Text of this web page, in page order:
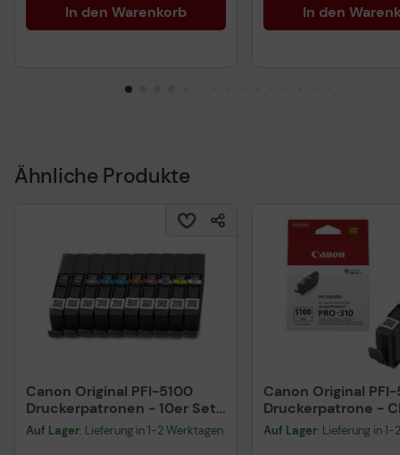
In den Warenkorb In den
Ähnliche Produkte
Canon Original PFI-5100
Druckerpatronen - 10er Set
Multipack C, M, Y, PBK, MBK,
GY, PC, PM, R, CO
Auf Lager: Lieferung in 1-2 Werktagen
Canon Original
Druckerpatrone -
Optimizer
Auf Lager: Lieferung in